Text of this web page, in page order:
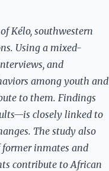
Kélo, southwestern
Using a mixed-
and
among youth and
to them. Findings
closely linked to
The study also
inmates and
contribute to African